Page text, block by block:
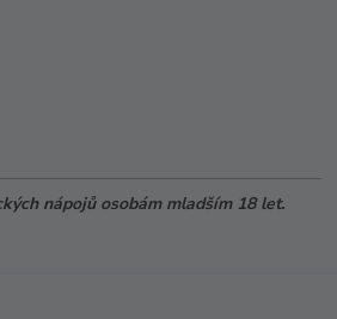
nápojů osobám mladším 18 let.